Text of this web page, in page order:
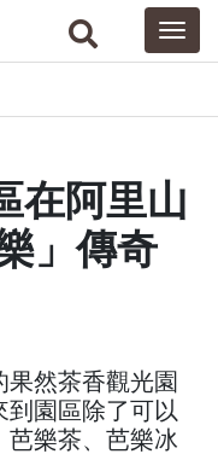
在阿里山
」傳奇
然茶香觀光園
到園區除了可以
芭樂茶、芭樂冰